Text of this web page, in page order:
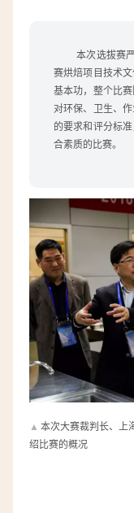
本次选拔赛
赛烘焙项目技术
基本功，整个比
对环保、卫生、
的要求和评分标
合素质的比赛。
▲ 本次大赛裁判长、上
绍比赛的概况